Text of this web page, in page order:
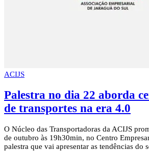
ACIJS
Palestra no dia 22 aborda
de transportes na era 4.0
O Núcleo das Transportadoras da ACIJS
de outubro às 19h30min, no Centro
palestra que vai apresentar as tendências do